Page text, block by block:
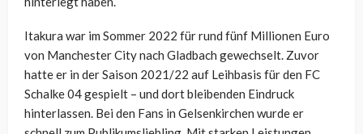
Itakura war im Sommer 2022 für rund fünf Millionen Euro
von Manchester City nach Gladbach gewechselt. Zuvor
hatte er in der Saison 2021/22 auf Leihbasis für den FC
Schalke 04 gespielt – und dort bleibenden Eindruck
hinterlassen. Bei den Fans in Gelsenkirchen wurde er